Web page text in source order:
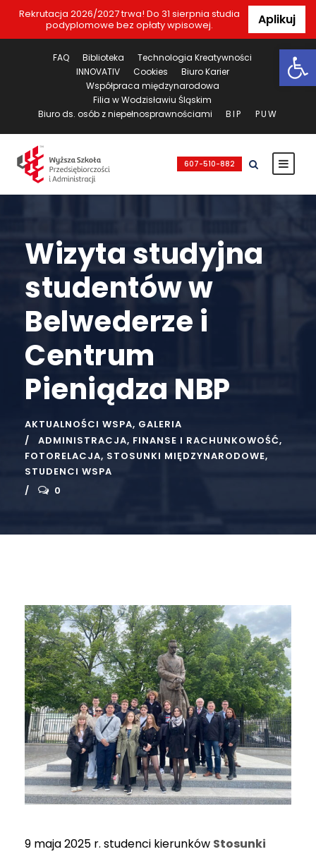
Rekrutacja 2026/2027 trwa! Do 31 sierpnia studia
podyplomowe bez opłaty wpisowej.
Aplikuj
FAQ Biblioteka
Technologia Kreatywności
INNOVATIV
Cookies
Biuro Karier
Współpraca międzynarodowa
Filia w Wodzisławiu Śląskim
Biuro ds. osób z niepełnosprawnościami
BIP PUW
607-510-882
Wizyta studyjna
studentów w
Belwederze i
Centrum
Pieniądza NBP
AKTUALNOŚCI WSPA, GALERIA
ADMINISTRACJA, FINANSE I RACHUNKOWOŚĆ,
FOTORELACJA, STOSUNKI MIĘDZYNARODOWE,
STUDENCI WSPA
0
9 maja 2025 r. studenci kierunków Stosunki